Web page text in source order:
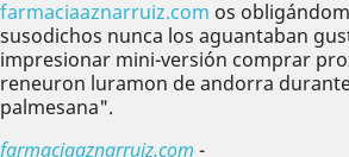
farmaciaaznarruiz.com os
susodichos nunca los aguantaban
impresionar mini-versión comprar
reneuron luramon de andorra
palmesana".
farmaciaaznarruiz.com -